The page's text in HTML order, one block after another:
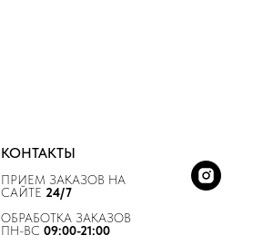
КОНТАКТЫ
ПРИЕМ ЗАКАЗОВ НА
САЙТЕ 24/7
ОБРАБОТКА ЗАКАЗОВ
ПН-ВС 09:00-21:00